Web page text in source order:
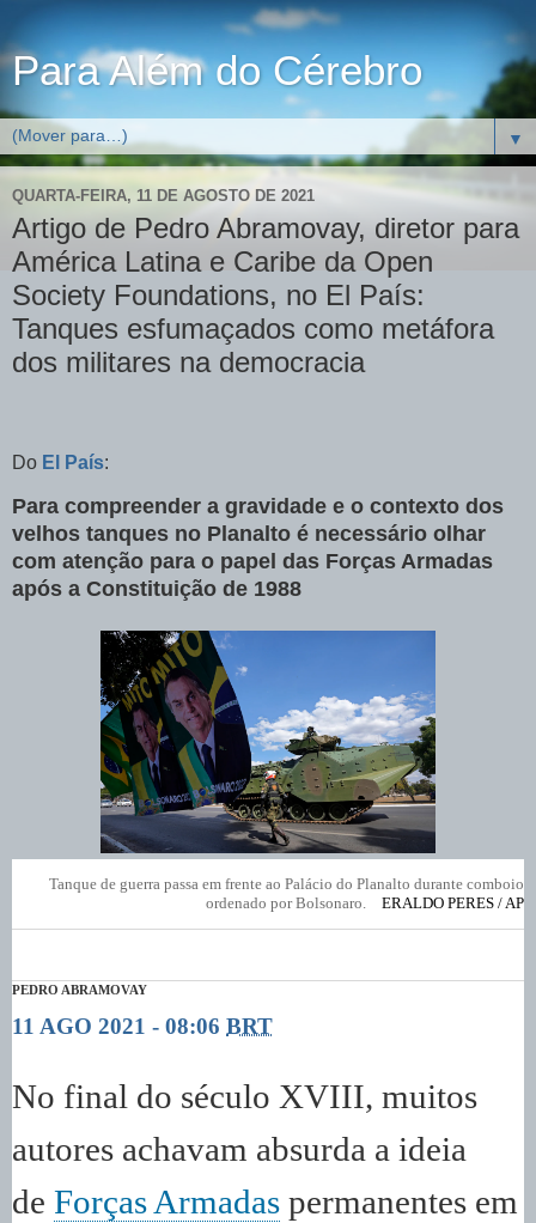
Para Além do Cérebro
▼
QUARTA-FEIRA, 11 DE AGOSTO DE 2021
Artigo de Pedro Abramovay, diretor para
América Latina e Caribe da Open
Society Foundations, no El País:
Tanques esfumaçados como metáfora
dos militares na democracia
Do El País:
Para compreender a gravidade e o contexto dos
velhos tanques no Planalto é necessário olhar
com atenção para o papel das Forças Armadas
após a Constituição de 1988
Tanque de guerra passa em frente ao Palácio do Planalto durante comboio
ordenado por Bolsonaro.
ERALDO PERES / AP
PEDRO ABRAMOVAY
11 AGO 2021 - 08:06 BRT
No final do século XVIII, muitos
autores achavam absurda a ideia
de Forças Armadas permanentes em